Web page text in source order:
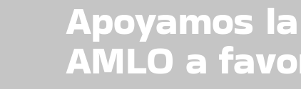
Apoyamos
AMLO a